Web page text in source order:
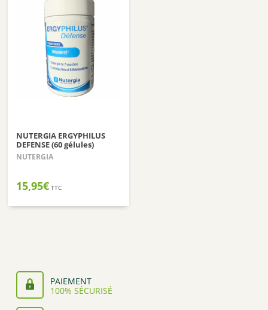
NUTERGIA ERGYPHILUS
DEFENSE (60 gélules)
NUTERGIA
15,95€ TTC
PAIEMENT
100% SÉCURISÉ